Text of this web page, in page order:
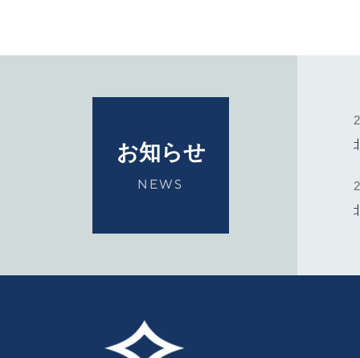
お知らせ
NEWS